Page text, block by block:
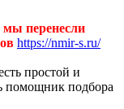
мы перенесли
https://nmir-s.ru/
простой и
помощник подбора